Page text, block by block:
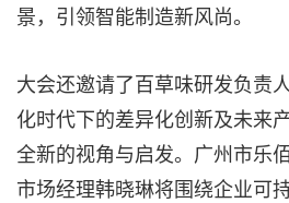
景，引领智能制造新风尚。
大会还邀请了百草味研发负责
化时代下的差异化创新及未来
全新的视角与启发。广州市乐
市场经理韩晓琳将围绕企业可